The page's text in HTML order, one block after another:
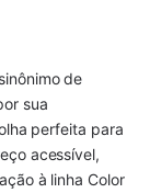
de
sua
perfeita para
acessível,
à linha Color